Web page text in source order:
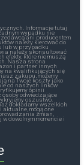
Informacje tutaj
wypadku nie
ani producentem
należy kierować do
lub w przypadku
należy skonsultować
efekty, które nie muszą
Nasza strona
i partner innych
na kwalifikujących się
zakupu, możemy
na Twoje koszty jako
od naszych linków
opinii
odwiedzające
oszustwo.
dokładamy wszelkich
mogą one
zmian,
dowolnym momencie i